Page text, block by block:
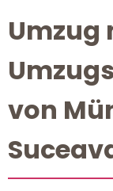
Umzug
von